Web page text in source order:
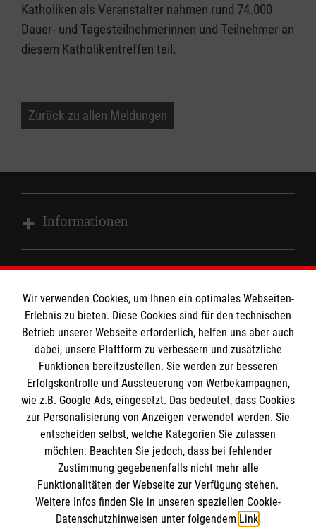
Katholiken als Veranstalter nahmen rund 74.000
Dauer- und Tagesteilnehmerinnen und Teilnehmer an
diesem Katholikentreffen teil.
Zurück zu allen Meldungen
Informationen
Impressum
Datenschutz
Barrierefreiheit
Kontakt
Presse
Den Beauftragten für Medizinproduktesicherheit
im Malteser Rettungsdienst und den
Einsatzdiensten der Malteser können Sie unter
gmb_mpg@malteser.org
kontaktieren.
Die Malteser
Malteserorden
Malteser Jugend
Malteser International
Sharepoint
Spendenkonto
Empfänger: Malteser Hilfsdienst e.V.
Bank: Pax-Bank für Kirche und Caritas eG
So finden Sie uns
Wir verwenden Cookies, um Ihnen ein optimales Webseiten-
Erlebnis zu bieten. Diese Cookies sind für den technischen
Betrieb unserer Webseite erforderlich, helfen uns aber auch
dabei, unsere Plattform zu verbessern und zusätzliche
Funktionen bereitzustellen. Sie werden zur besseren
Erfolgskontrolle und Aussteuerung von Werbekampagnen,
wie z.B. Google Ads, eingesetzt. Das bedeutet, dass Cookies
zur Personalisierung von Anzeigen verwendet werden. Sie
entscheiden selbst, welche Kategorien Sie zulassen
möchten. Beachten Sie jedoch, dass bei fehlender
Zustimmung gegebenenfalls nicht mehr alle
Funktionalitäten der Webseite zur Verfügung stehen.
Weitere Infos finden Sie in unseren speziellen Cookie-
Datenschutzhinweisen unter folgendem Link.